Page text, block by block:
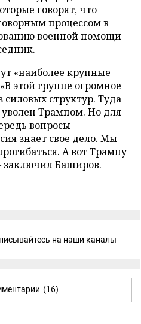
говорят, что
процессом в
военной помощи
«наиболее крупные
этой группе огромное
структур. Туда
Трампом. Но для
вопросы
знает свое дело. Мы
А вот Трампу
заключил Баширов.
на наши каналы
(16)